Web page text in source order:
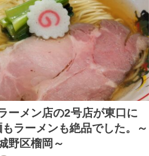
ーメン店の2号店が東口に
ラーメンも絶品でした。～
野区榴岡～